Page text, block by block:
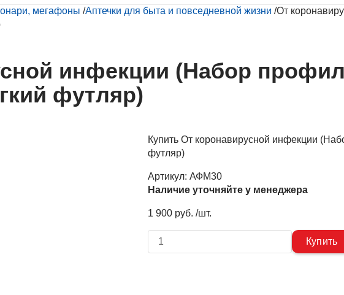
мегафоны /Аптечки для быта и повседневной жизни /От
инфекции (Набор
футляр)
Купить От коронавирусной инфекции
футляр)
Артикул:АФМ30
Наличие уточняйте у менеджера
1 900 руб. /шт.